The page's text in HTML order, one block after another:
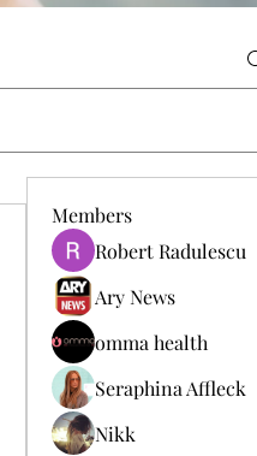
Members
Robert Radulescu
Ary News
omma health
Seraphina Affleck
Nikk